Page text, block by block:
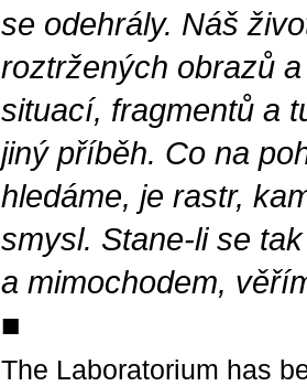
se odehrály. Náš
roztržených obrazů
situací, fragmentů a
jiný příběh. Co na
hledáme, je rastr,
smysl. Stane-li se
a mimochodem,
■
The Laboratorium has